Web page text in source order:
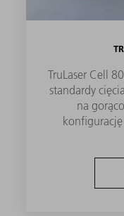
TruLaser Cell
standardy
na